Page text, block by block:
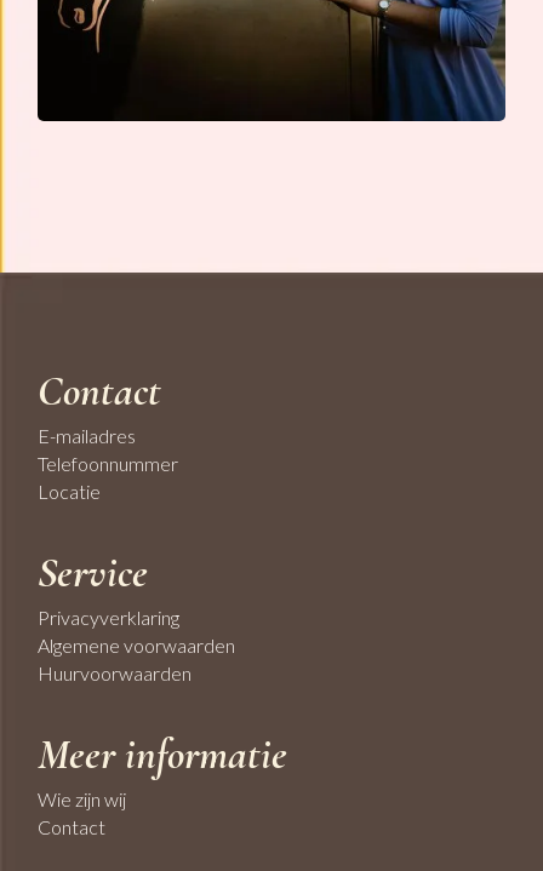
Contact
E-mailadres
Telefoonnummer
Locatie
Service
Privacyverklaring
Algemene voorwaarden
Huurvoorwaarden
Meer informatie
Wie zijn wij
Contact